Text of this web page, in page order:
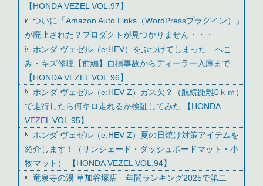
【HONDA VEZEL VOL.97】
ついに「Amazon Auto Links（WordPressプラグイン）」
が廃止された？プロダクトが見つかりません・・・
ホンダ ヴェゼル（e:HEV）をぶつけてしまった…へこ
み・キズ修理【前編】自損事故からディーラー入庫まで
【HONDA VEZEL VOL.96】
ホンダ ヴェゼル（e:HEV Z）ガス欠？（航続距離0ｋｍ）
で走行したら何キロ走れるか検証してみた 【HONDA
VEZEL VOL.95】
ホンダ ヴェゼル（e:HEV Z）夏の日焼け対策アイテムを
紹介します！（サンシェード・ダッシュボードマット・小
物マット） 【HONDA VEZEL VOL.94】
竜泉寺の湯 草加谷塚店 年間ランキング2025で第二